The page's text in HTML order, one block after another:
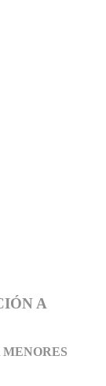
A
MENORES